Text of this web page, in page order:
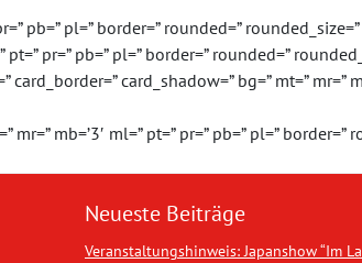
pb=” pl=” border=” rounded=”
pr=” pb=” pl=” border=” rounded=”
card_shadow=” bg=” mt=” mr=”
mb=’3′ ml=” pt=” pr=” pb=” pl=” border=”
Neueste Beiträge
Veranstaltungshinweis: Japanshow “Im